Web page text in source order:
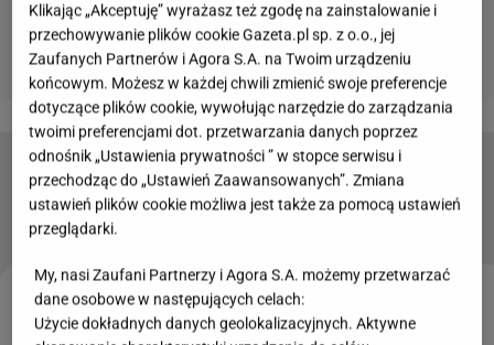
Ile kalorii ma pączek? Przyglądamy się słodkim
pączkom i okrutnym kaloriom
Którego jest tłusty czwartek i jaka jest historia tego
Klikając „Akceptuję” wyrażasz też zgodę na zainstalowanie i
przechowywanie plików cookie Gazeta.pl sp. z o.o., jej
Zaufanych Partnerów i Agora S.A. na Twoim urządzeniu
końcowym. Możesz w każdej chwili zmienić swoje preferencje
dotyczące plików cookie, wywołując narzędzie do zarządzania
twoimi preferencjami dot. przetwarzania danych poprzez
odnośnik „Ustawienia prywatności ” w stopce serwisu i
przechodząc do „Ustawień Zaawansowanych”. Zmiana
ustawień plików cookie możliwa jest także za pomocą ustawień
przeglądarki.
My, nasi Zaufani Partnerzy i Agora S.A. możemy przetwarzać
dane osobowe w następujących celach:
Użycie dokładnych danych geolokalizacyjnych. Aktywne